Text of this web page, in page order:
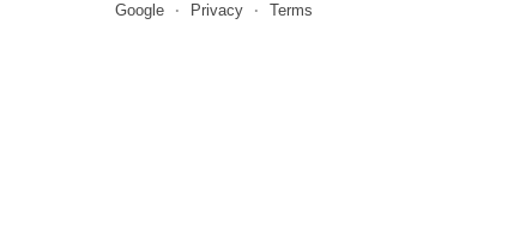
Google Privacy Terms